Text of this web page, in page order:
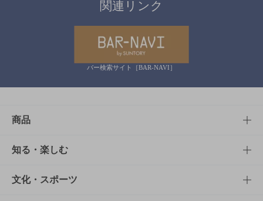
関連リンク
バー検索サイト［BAR-NAVI］
商品
商品TOP
商品一覧
知る・楽しむ
知る・楽しむTOP
文化・スポーツ